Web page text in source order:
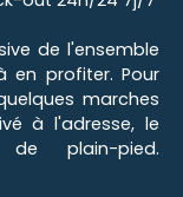
de l'ensemble
en profiter. Pour
marches
à l'adresse, le
plain-pied.